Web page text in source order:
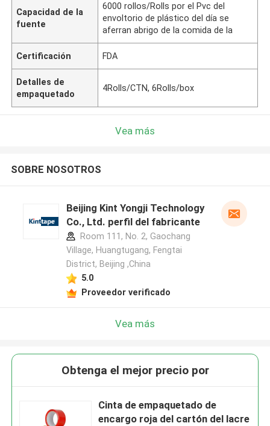
Capacidad de la
fuente
6000 rollos/Rolls por el Pvc del
envoltorio de plástico del día se
aferran abrigo de la comida de la
Certificación FDA
Detalles de
empaquetado
4Rolls/CTN, 6Rolls/box
Vea más
SOBRE NOSOTROS
Beijing Kint Yongji Technology
Co., Ltd. perfil del fabricante
Room 111, No. 2, Gaochang
Village, Huangtugang, Fengtai
District, Beijing ,China
5.0
Proveedor verificado
Vea más
Obtenga el mejor precio por
Cinta de empaquetado de
encargo roja del cartón del lacre